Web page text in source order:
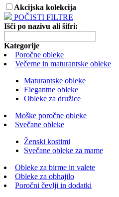
Akcijska kolekcija
POČISTI FILTRE
Išči po nazivu ali šifri:
Kategorije
Poročne obleke
Večerne in maturantske obleke
Maturantske obleke
Elegantne obleke
Obleke za družice
Moške poročne obleke
Svečane obleke
Ženski kostimi
Svečane obleke za mame
Obleke za birme in valete
Obleke za obhajilo
Poročni čevlji in dodatki